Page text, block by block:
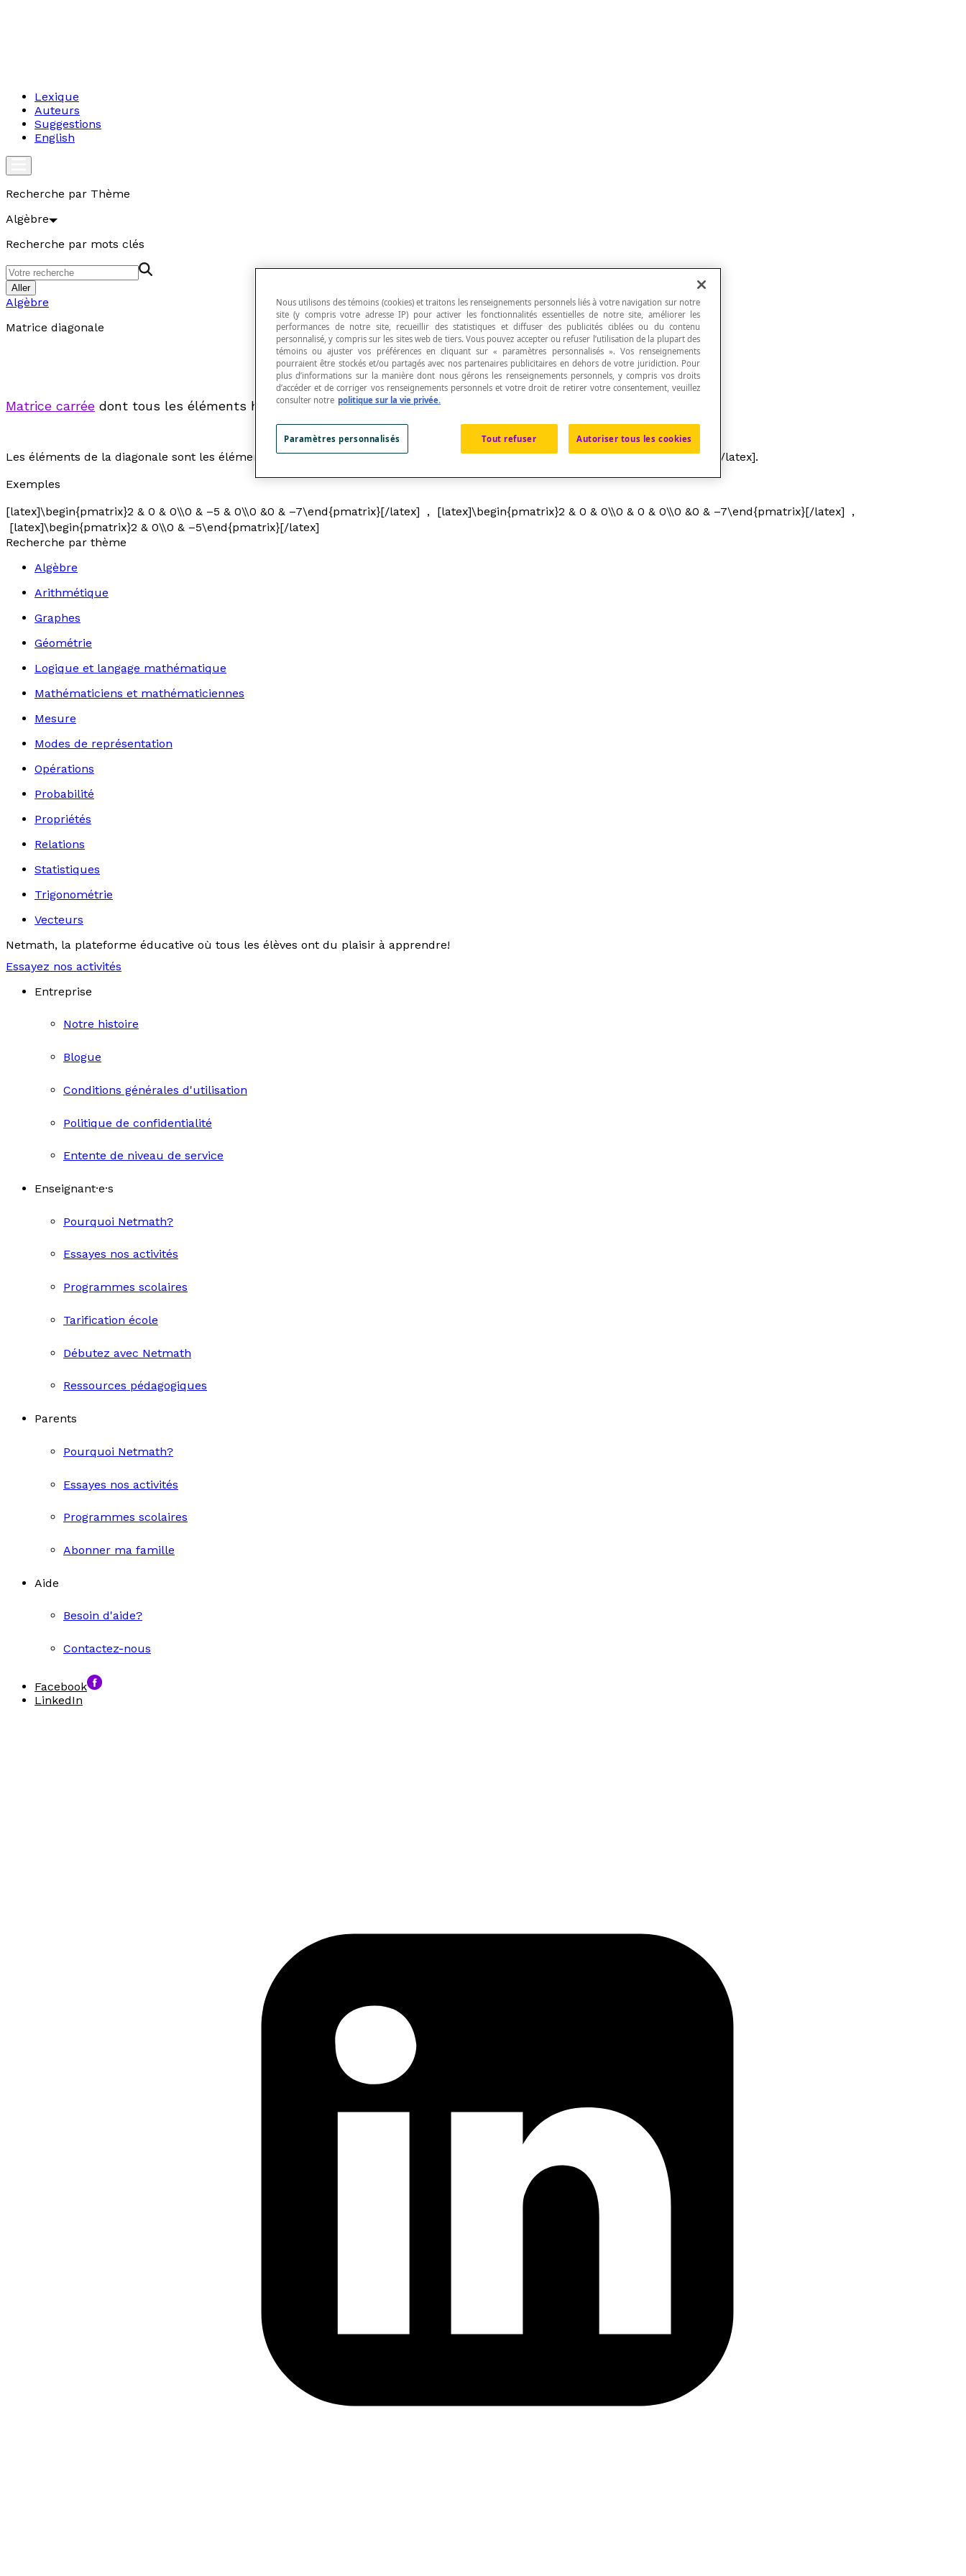
Lexique
Auteurs
Suggestions
English
Recherche par Thème
Algèbre
Recherche par mots clés
Aller
Algèbre
Matrice diagonale
Matrice carrée dont tous les éléments hors de la diagonale principale sont nuls.
Les éléments de la diagonale sont les éléments dont les indices sont égaux : [latex]a_{1,1},\space a_{2,2},\space a_{3,3},\space ...[/latex].
Exemples
[latex]\begin{pmatrix}2 & 0 & 0\\0 & –5 & 0\\0 &0 & –7\end{pmatrix}[/latex] , [latex]\begin{pmatrix}2 & 0 & 0\\0 & 0 & 0\\0 &0 & –7\end{pmatrix}[/latex] ,
[latex]\begin{pmatrix}2 & 0\\0 & –5\end{pmatrix}[/latex]
Recherche par thème
Algèbre
Arithmétique
Graphes
Géométrie
Logique et langage mathématique
Mathématiciens et mathématiciennes
Mesure
Modes de représentation
Opérations
Probabilité
Propriétés
Relations
Statistiques
Trigonométrie
Vecteurs
Netmath, la plateforme éducative où tous les élèves ont du plaisir à apprendre!
Essayez nos activités
Entreprise
Notre histoire
Blogue
Conditions générales d'utilisation
Politique de confidentialité
Entente de niveau de service
Enseignant·e·s
Pourquoi Netmath?
Essayes nos activités
Programmes scolaires
Tarification école
Débutez avec Netmath
Ressources pédagogiques
Parents
Pourquoi Netmath?
Essayes nos activités
Programmes scolaires
Abonner ma famille
Aide
Besoin d'aide?
Contactez-nous
Facebook
LinkedIn
Nous utilisons des témoins (cookies) et traitons les renseignements personnels liés à votre navigation sur notre
site (y compris votre adresse IP) pour activer les fonctionnalités essentielles de notre site, améliorer les
performances de notre site, recueillir des statistiques et diffuser des publicités ciblées ou du contenu
personnalisé, y compris sur les sites web de tiers. Vous pouvez accepter ou refuser l’utilisation de la plupart des
témoins ou ajuster vos préférences en cliquant sur « paramètres personnalisés ». Vos renseignements
pourraient être stockés et/ou partagés avec nos partenaires publicitaires en dehors de votre juridiction. Pour
plus d’informations sur la manière dont nous gérons les renseignements personnels, y compris vos droits
d’accéder et de corriger vos renseignements personnels et votre droit de retirer votre consentement, veuillez
consulter notre politique sur la vie privée.
Tout refuser Autoriser tous les cookies
Paramètres personnalisés